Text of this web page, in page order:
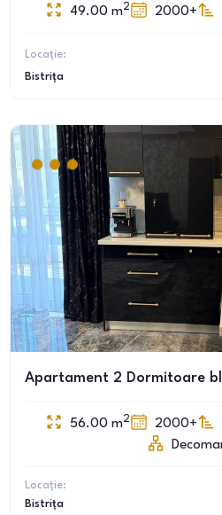
49.00 m2 2000+
Locație:
Bistrița
Apartament 2 Dormitoare
56.00 m2 2000+
Locație:
Bistrița